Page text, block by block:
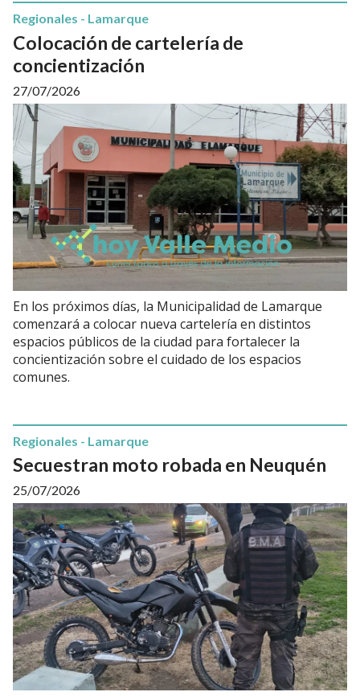
Colocación de cartelería de
concientización
Regionales - Lamarque
27/07/2026
En los próximos días, la Municipalidad de Lamarque
comenzará a colocar nueva cartelería en distintos
espacios públicos de la ciudad para fortalecer la
concientización sobre el cuidado de los espacios
comunes.
Secuestran moto robada en Neuquén
Regionales - Lamarque
25/07/2026